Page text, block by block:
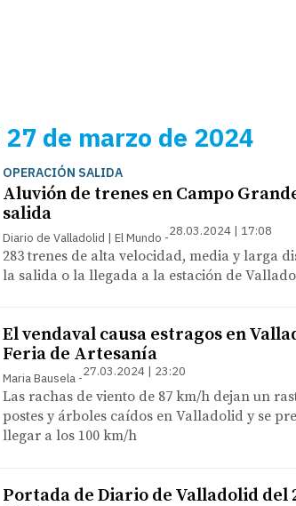
27 de marzo de 2024
OPERACIÓN SALIDA
Aluvión de trenes en Campo
salida
Diario de Valladolid | El Mundo 28.03.2024 | 17:08
283 trenes de alta velocidad, media y larga
la salida o la llegada a la estación de
El vendaval causa estragos en
Feria de Artesanía
Maria Bausela 27.03.2024 | 23:20
Las rachas de viento de 87 km/h dejan un
postes y árboles caídos en Valladolid y se
llegar a los 100 km/h
Portada de Diario de Valladolid del